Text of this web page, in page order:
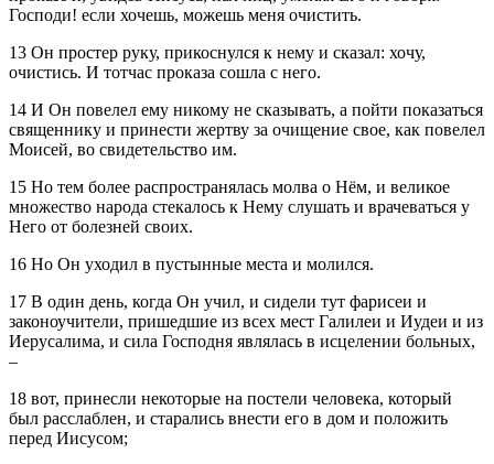
Господи! если хочешь, можешь меня очистить.
13 Он простер руку, прикоснулся к нему и сказал: хочу,
очистись. И тотчас проказа сошла с него.
14 И Он повелел ему никому не сказывать, а пойти показаться
священнику и принести жертву за очищение свое, как повелел
Моисей, во свидетельство им.
15 Но тем более распространялась молва о Нём, и великое
множество народа стекалось к Нему слушать и врачеваться у
Него от болезней своих.
16 Но Он уходил в пустынные места и молился.
17 В один день, когда Он учил, и сидели тут фарисеи и
законоучители, пришедшие из всех мест Галилеи и Иудеи и из
Иерусалима, и сила Господня являлась в исцелении больных,
–
18 вот, принесли некоторые на постели человека, который
был расслаблен, и старались внести его в дом и положить
перед Иисусом;